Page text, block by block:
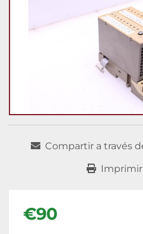
Compartir a través
€90